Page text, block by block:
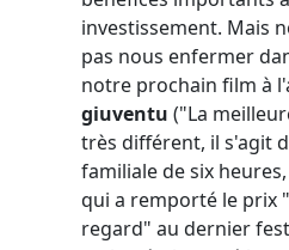
investissement. Mais
pas nous enfermer
notre prochain film à
giuventu ("La
très différent, il s'agit
familiale de six
qui a remporté le prix
regard" au dernier